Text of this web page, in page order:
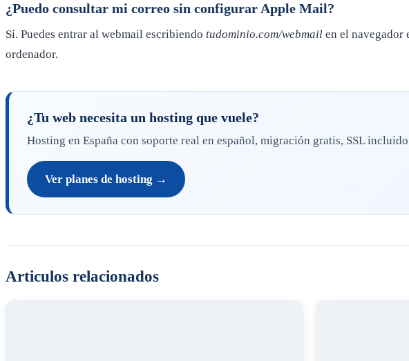
¿Puedo consultar mi correo sin configurar Apple Mail?
Sí. Puedes entrar al webmail escribiendo tudominio.com/webmail en el navegador
ordenador.
¿Tu web necesita un hosting que vuele?
Hosting en España con soporte real en español, migración gratis, SSL
Ver planes de hosting →
Articulos relacionados